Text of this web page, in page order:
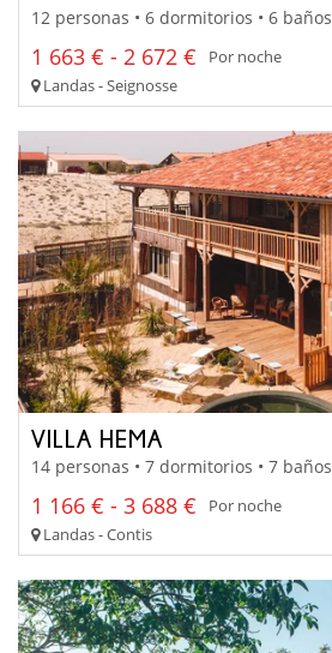
12 personas • 6 dormitorios • 6 baños
1 663 € - 2 672 €
Por noche
Landas - Seignosse
VILLA HEMA
14 personas • 7 dormitorios • 7 baños
1 166 € - 3 688 €
Por noche
Landas - Contis